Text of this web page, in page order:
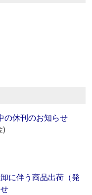
の休刊のお知らせ
)
に伴う商品出荷（発